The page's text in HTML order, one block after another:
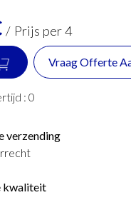
/ Prijs per 4
Vraag Offerte
: 0
verzending
kwaliteit